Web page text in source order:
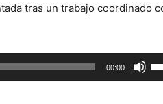
tras un trabajo coordinado
00:00
las